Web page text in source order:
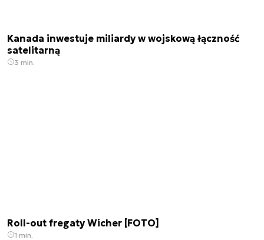
Kanada inwestuje miliardy w wojskową łączność
satelitarną
3 min.
Roll-out fregaty Wicher [FOTO]
1 min.